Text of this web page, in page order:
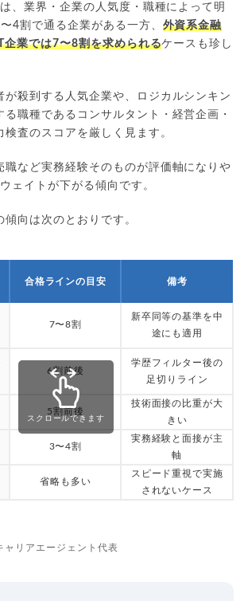
、業界・企業の人気度・職種によって明
4割で通る企業がある一方、 外資系金融
企業では7〜8割を求められるケースも珍し
が殺到する人気企業や、ロジカルシンキン
る職種であるコンサルタント・経営企画・
査のスコアを厳しく見ます。
職など実務経験そのものが評価軸になりや
ェイトが下がる傾向です。
向は次のとおりです。
合格ラインの目安 備考
7〜8割
新卒同等の基準を中
途にも適用
6割前後
学歴フィルター後の
足切りライン
5割前後
技術面接の比重が大
きい
3〜4割
実務経験と面接が主
軸
省略も多い
スピード重視で実施
されないケース
スクロールできます
ャリアエージェント代表